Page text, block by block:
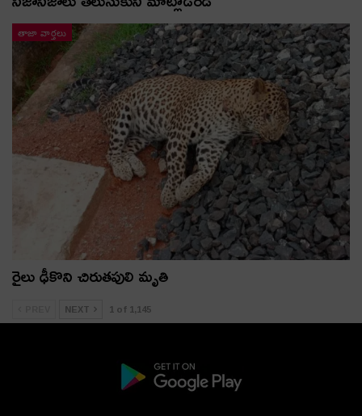
తాజా వార్తలు
రైలు ఢీకొని చిరుతపులి మృతి
NEXT 1 of 1,145